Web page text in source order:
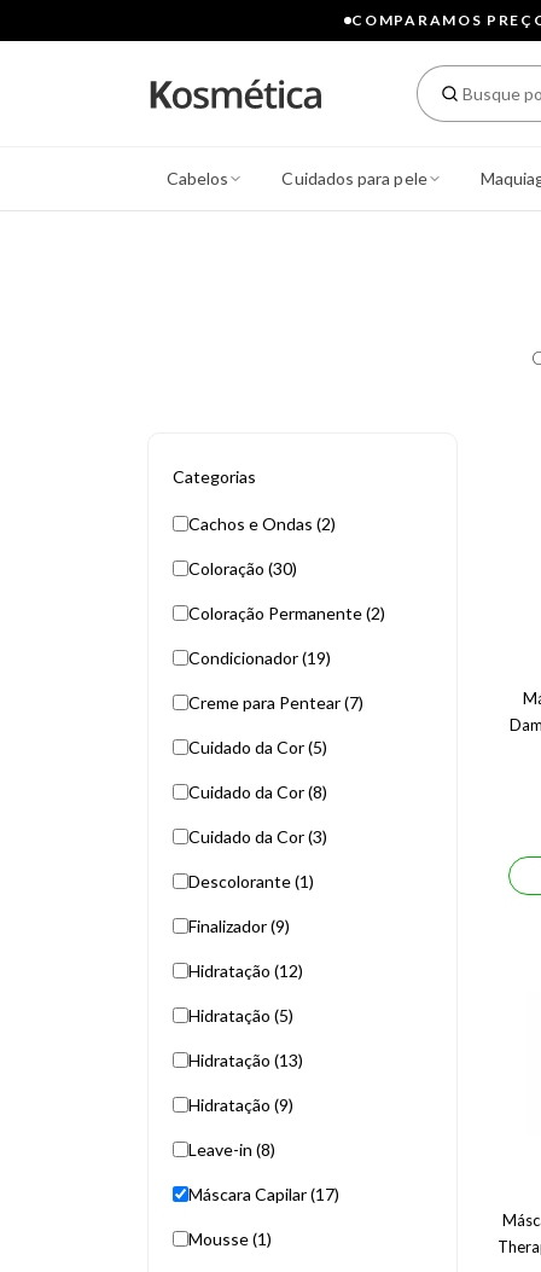
COMPARAMOS
Cabelos Cuidados para pele
Categorias
Cachos e Ondas (2)
Coloração (30)
Coloração Permanente (2)
Condicionador (19)
Creme para Pentear (7)
Cuidado da Cor (5)
Cuidado da Cor (8)
Cuidado da Cor (3)
Descolorante (1)
Finalizador (9)
Hidratação (12)
Hidratação (5)
Hidratação (13)
Hidratação (9)
Leave-in (8)
Máscara Capilar (17)
Mousse (1)